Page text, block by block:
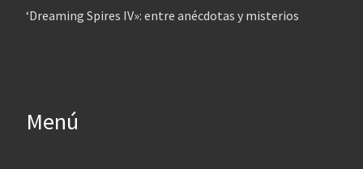
‘Dreaming Spires IV»: entre anécdotas y misterios
Menú